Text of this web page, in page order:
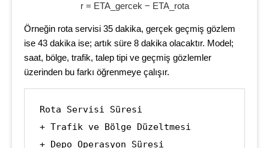
r = ETA_gercek − ETA_rota
Örneğin rota servisi 35 dakika, gerçek geçmiş gözlem
ise 43 dakika ise; artık süre 8 dakika olacaktır. Model;
saat, bölge, trafik, talep tipi ve geçmiş gözlemler
üzerinden bu farkı öğrenmeye çalışır.
Rota Servisi Süresi
+ Trafik ve Bölge Düzeltmesi
+ Depo Operasyon Süresi